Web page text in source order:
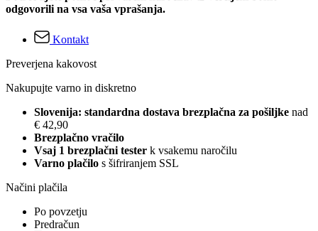
odgovorili na vsa vaša vprašanja.
Kontakt
Preverjena kakovost
Nakupujte varno in diskretno
Slovenija: standardna dostava brezplačna za pošiljke nad
€ 42,90
Brezplačno vračilo
Vsaj 1 brezplačni tester k vsakemu naročilu
Varno plačilo s šifriranjem SSL
Načini plačila
Po povzetju
Predračun